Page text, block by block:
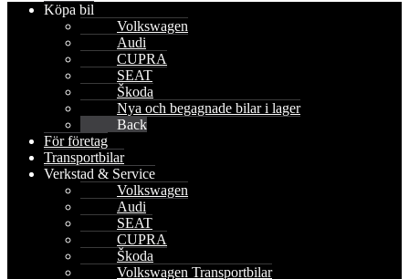
Köpa bil
Volkswagen
Audi
CUPRA
SEAT
Škoda
Nya och begagnade bilar i lager
Back
För företag
Transportbilar
Verkstad & Service
Volkswagen
Audi
SEAT
CUPRA
Škoda
Volkswagen Transportbilar